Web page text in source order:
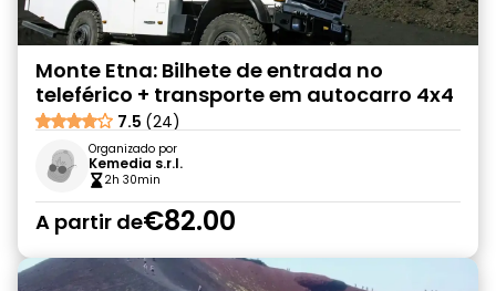
Monte Etna: Bilhete de entrada no
teleférico + transporte em autocarro 4x4
7.5 (24)
Organizado por
Kemedia s.r.l.
2h 30min
A partir de€82.00